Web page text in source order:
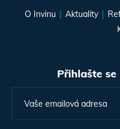
O Invinu Aktuality
Přihlašte